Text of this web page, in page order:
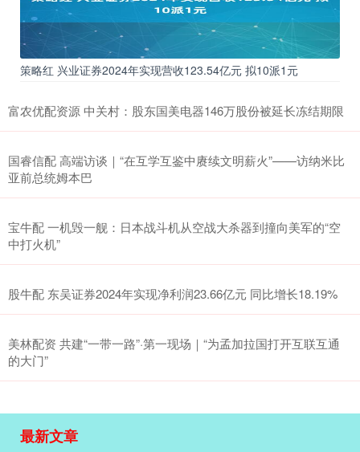
策略红 兴业证券2024年实现营收123.54亿元 拟10派1元
富农优配资源 中关村：股东国美电器146万股份被延长冻结期限
国睿信配 高端访谈｜“在互学互鉴中赓续文明薪火”——访纳米比
亚前总统姆本巴
宝牛配 一机毁一舰：日本战斗机从空战大杀器到撞向美军的“空
中打火机”
股牛配 东吴证券2024年实现净利润23.66亿元 同比增长18.19%
美林配资 共建“一带一路”·第一现场｜“为孟加拉国打开互联互通
的大门”
最新文章